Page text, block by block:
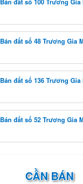
Bán đất số 48 Trương Gia
Bán đất số 136 Trương Gia
Bán đất số 52 Trương Gia
CẦN BÁN